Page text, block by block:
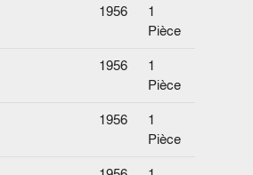
1956
1
Pièce
1956
1
Pièce
1956
1
Pièce